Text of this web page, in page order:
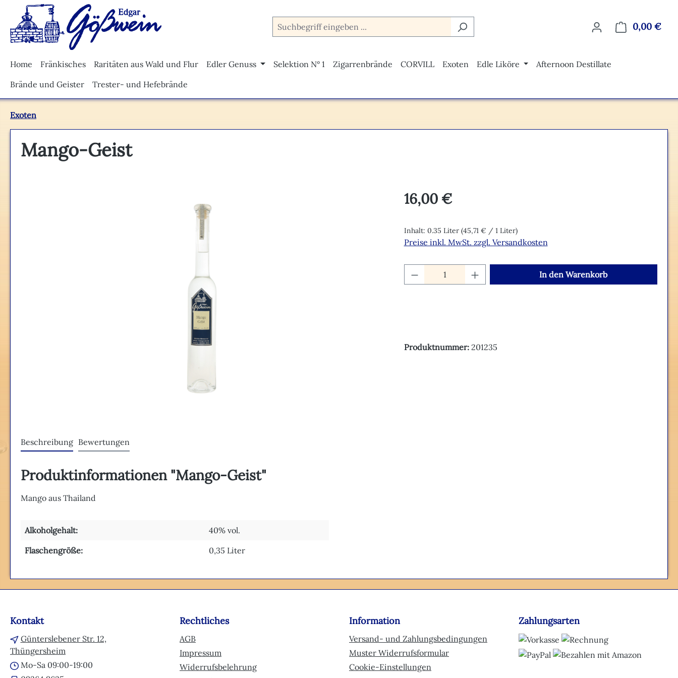
Hauptinhalt springen
Zur Suche springen
Zur Hauptnavigation springen
0,00 €
Home Fränkisches Raritäten aus Wald und Flur Edler Genuss Selektion N° 1 Zigarrenbrände CORVILL Exoten Edle Liköre
Afternoon Destillate
Brände und Geister
Trester- und Hefebrände
Exoten
Mango-Geist
Regulärer Preis:
16,00 €
Inhalt: 0.35 Liter (45,71 € / 1 Liter)
Preise inkl. MwSt. zzgl. Versandkosten
Produkt Anzahl: Gib den gewünschten Wert
In den Warenkorb
Produktnummer: 201235
Beschreibung Bewertungen
Produktinformationen "Mango-Geist"
Mango aus Thailand
Alkoholgehalt:
40% vol.
Flaschengröße:
0,35 Liter
Kontakt
Günterslebener Str. 12,
Thüngersheim
Mo-Sa 09:00-19:00
Rechtliches
AGB
Impressum
Widerrufsbelehrung
Information
Versand- und Zahlungsbedingungen
Muster Widerrufsformular
Cookie-Einstellungen
Zahlungsarten